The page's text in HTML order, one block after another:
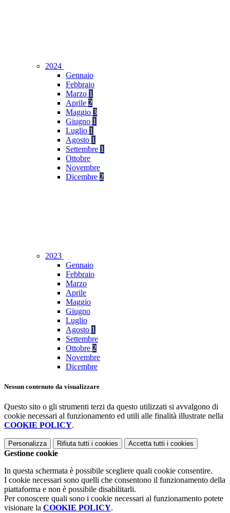
2024
Gennaio
Febbraio
Marzo 1
Aprile 2
Maggio 3
Giugno 1
Luglio 1
Agosto 1
Settembre 1
Ottobre
Novembre
Dicembre 2
2023
Gennaio
Febbraio
Marzo
Aprile
Maggio
Giugno
Luglio
Agosto 1
Settembre
Ottobre 2
Novembre
Dicembre
Nessun contenuto da visualizzare
Questo sito o gli strumenti terzi da questo utilizzati si avvalgono di
cookie necessari al funzionamento ed utili alle finalità illustrate nella
COOKIE POLICY.
Personalizza Rifiuta tutti i cookies Accetta tutti i cookies
Gestione cookie
In questa schermata è possibile scegliere quali cookie consentire.
I cookie necessari sono quelli che consentono il funzionamento della
piattaforma e non è possibile disabilitarli.
Per conoscere quali sono i cookie necessari al funzionamento potete
visionare la COOKIE POLICY.